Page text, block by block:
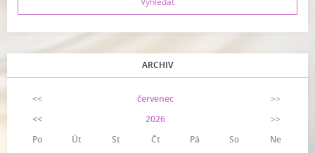
ARCHIV
<< červenec
>>
<<
2026
>>
Po
Út St Čt Pá So
Ne